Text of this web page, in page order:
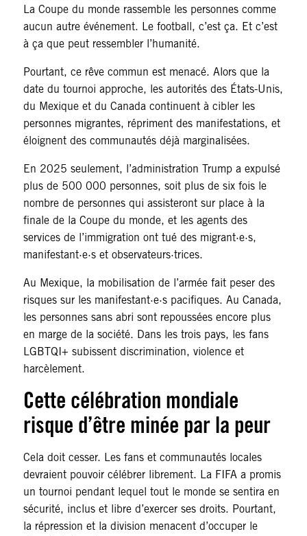
La Coupe du monde rassemble les personnes comme
aucun autre événement. Le football, c’est ça. Et c’est
à ça que peut ressembler l’humanité.
Pourtant, ce rêve commun est menacé. Alors que la
date du tournoi approche, les autorités des États-Unis,
du Mexique et du Canada continuent à cibler les
personnes migrantes, répriment des manifestations, et
éloignent des communautés déjà marginalisées.
En 2025 seulement, l’administration Trump a expulsé
plus de 500 000 personnes, soit plus de six fois le
nombre de personnes qui assisteront sur place à la
finale de la Coupe du monde, et les agents des
services de l’immigration ont tué des migrant·e·s,
manifestant·e·s et observateurs·trices.
Au Mexique, la mobilisation de l’armée fait peser des
risques sur les manifestant·e·s pacifiques. Au Canada,
les personnes sans abri sont repoussées encore plus
en marge de la société. Dans les trois pays, les fans
LGBTQI+ subissent discrimination, violence et
harcèlement.
Cette célébration mondiale
risque d’être minée par la peur
Cela doit cesser. Les fans et communautés locales
devraient pouvoir célébrer librement. La FIFA a promis
un tournoi pendant lequel tout le monde se sentira en
sécurité, inclus et libre d’exercer ses droits. Pourtant,
la répression et la division menacent d’occuper le